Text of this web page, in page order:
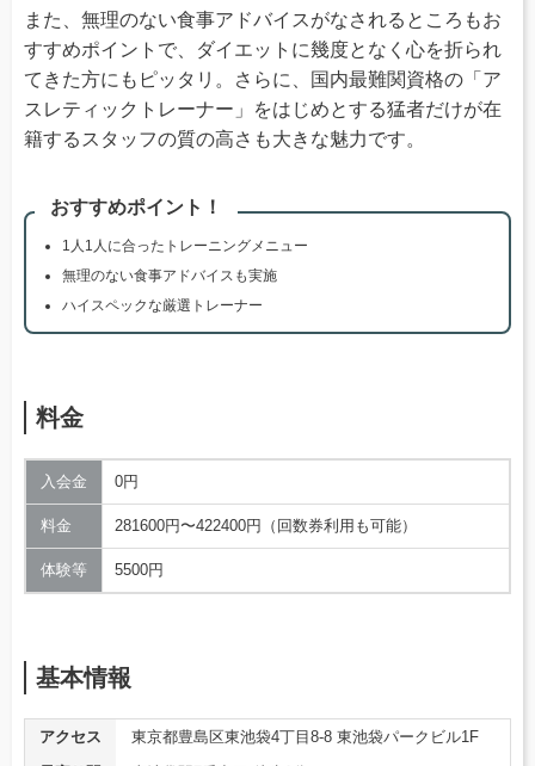
また、無理のない食事アドバイスがなされるところもお
すすめポイントで、ダイエットに幾度となく心を折られ
てきた方にもピッタリ。さらに、国内最難関資格の「ア
スレティックトレーナー」をはじめとする猛者だけが在
籍するスタッフの質の高さも大きな魅力です。
おすすめポイント！
1人1人に合ったトレーニングメニュー
無理のない食事アドバイスも実施
ハイスペックな厳選トレーナー
料金
入会金 0円
料金 281600円〜422400円（回数券利用も可能）
体験等 5500円
基本情報
アクセス
東京都豊島区東池袋4丁目8-8 東池袋パークビル1F